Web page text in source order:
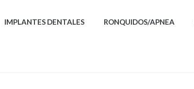
IMPLANTES DENTALES RONQUIDOS/APNEA